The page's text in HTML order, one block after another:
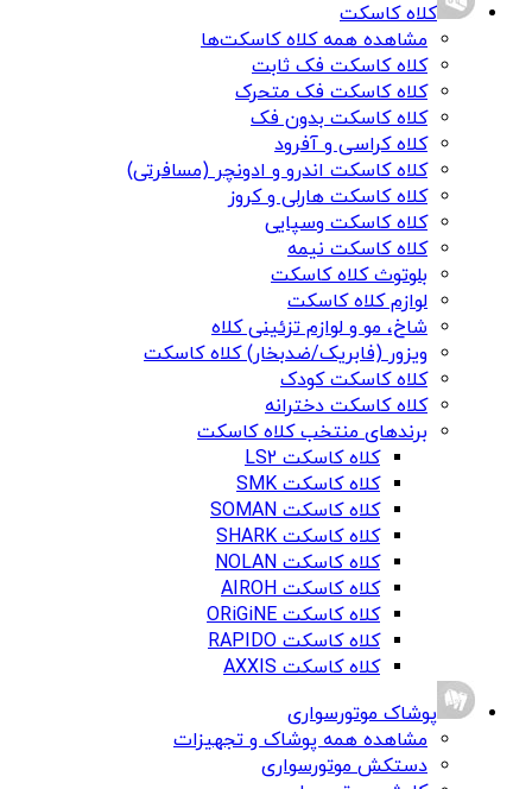
کلاه کاسکت
مشاهده همه کلاه کاسکت‌ها
کلاه کاسکت فک ثابت
کلاه کاسکت فک متحرک
کلاه کاسکت بدون فک
کلاه کراسی و آفرود
کلاه کاسکت اندرو و ادونچر (مسافرتی)
کلاه کاسکت هارلی و کروز
کلاه کاسکت وسپایی
کلاه کاسکت نیمه
بلوتوث کلاه کاسکت
لوازم کلاه کاسکت
شاخ، مو و لوازم تزئینی کلاه
ویزور (فابریک/ضدبخار) کلاه کاسکت
کلاه کاسکت کودک
کلاه کاسکت دخترانه
برندهای منتخب کلاه کاسکت
کلاه کاسکت LS2
کلاه کاسکت SMK
کلاه کاسکت SOMAN
کلاه کاسکت SHARK
کلاه کاسکت NOLAN
کلاه کاسکت AIROH
کلاه کاسکت ORiGiNE
کلاه کاسکت RAPIDO
کلاه کاسکت AXXIS
پوشاک موتورسواری
مشاهده همه پوشاک و تجهیزات
دستکش موتورسواری